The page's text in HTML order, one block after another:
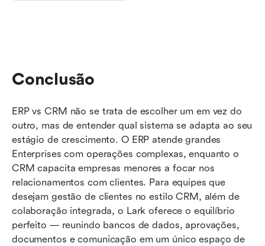
Conclusão
ERP vs CRM não se trata de escolher um em vez do
outro, mas de entender qual sistema se adapta ao seu
estágio de crescimento. O ERP atende grandes
Enterprises com operações complexas, enquanto o
CRM capacita empresas menores a focar nos
relacionamentos com clientes. Para equipes que
desejam gestão de clientes no estilo CRM, além de
colaboração integrada, o Lark oferece o equilíbrio
perfeito — reunindo bancos de dados, aprovações,
documentos e comunicação em um único espaço de